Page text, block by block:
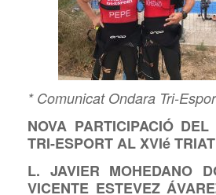
* Comunicat Ondara Tri-
NOVA PARTICIPACIÓ
TRI-ESPORT AL XVIé
L. JAVIER MOHEDANO
VICENTE ESTEVEZ